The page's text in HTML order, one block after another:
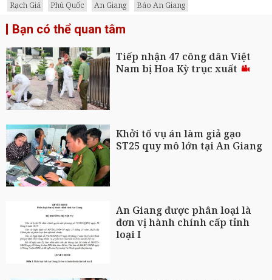
Rạch Giá
Phú Quốc An Giang Báo An Giang
Bạn có thể quan tâm
Tiếp nhận 47 công dân Việt
Nam bị Hoa Kỳ trục xuất
Khởi tố vụ án làm giả gạo
ST25 quy mô lớn tại An Giang
An Giang được phân loại là
đơn vị hành chính cấp tỉnh
loại I